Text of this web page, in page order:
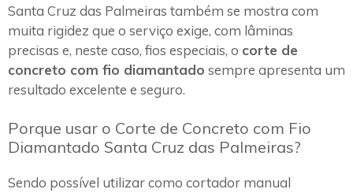
Santa Cruz das Palmeiras também se mostra com
muita rigidez que o serviço exige, com lâminas
precisas e, neste caso, fios especiais, o corte de
concreto com fio diamantado sempre apresenta um
resultado excelente e seguro.
Porque usar o Corte de Concreto com Fio
Diamantado Santa Cruz das Palmeiras?
Sendo possível utilizar como cortador manual